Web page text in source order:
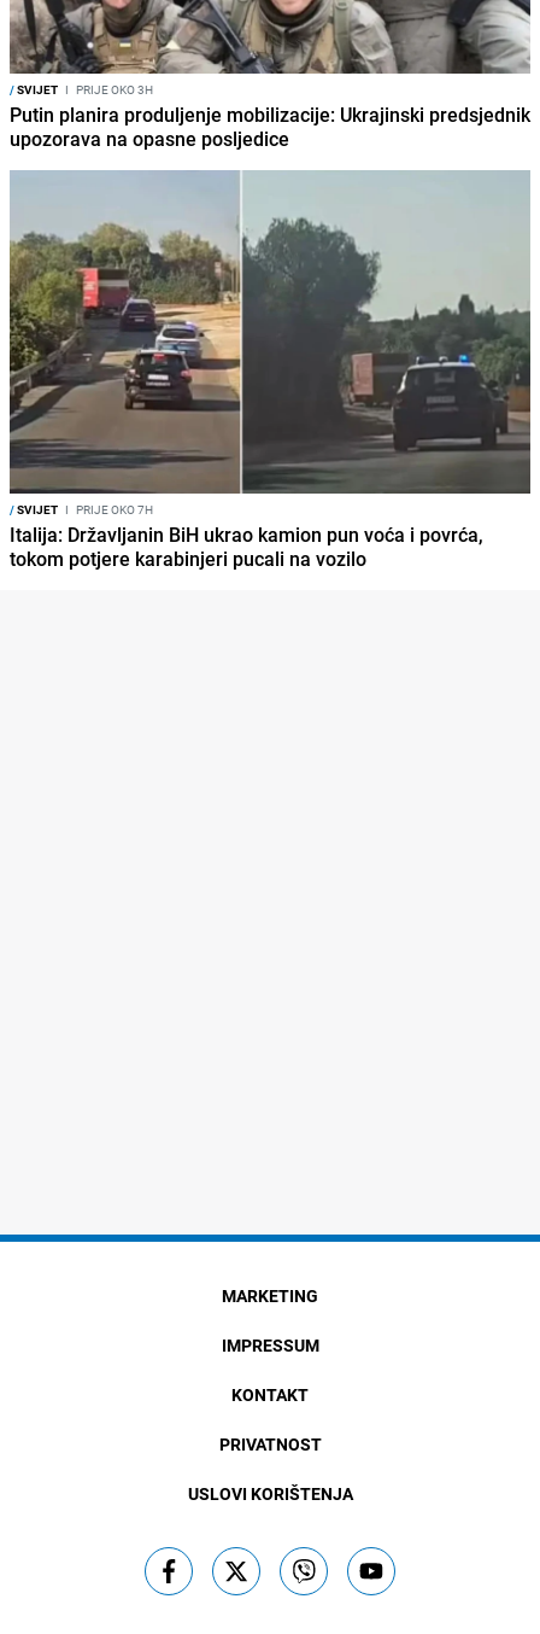
/SVIJET I PRIJE OKO 3H
Putin planira produljenje mobilizacije: Ukrajinski predsjednik
upozorava na opasne posljedice
/SVIJET I PRIJE OKO 7H
Italija: Državljanin BiH ukrao kamion pun voća i povrća,
tokom potjere karabinjeri pucali na vozilo
MARKETING
IMPRESSUM
KONTAKT
PRIVATNOST
USLOVI KORIŠTENJA